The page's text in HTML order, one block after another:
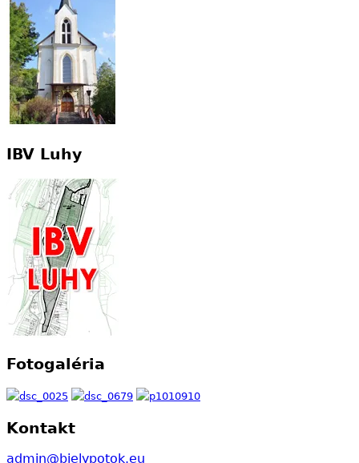
IBV Luhy
Fotogaléria
Kontakt
admin@bielypotok.eu